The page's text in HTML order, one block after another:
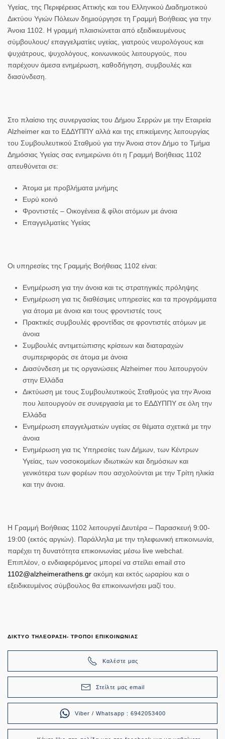
Υγείας , της Περιφέρειας Αττικής και του Ελληνικού Διαδημοτικού
Δικτύου Υγιών Πόλεων δημιούργησε τη Γραμμή Βοήθειας για την
Άνοια 1102 . Η γραμμή πλαισιώνεται από εξειδικευμένους
σύμβουλους/ επαγγελματίες υγείας, γιατρούς νευρολόγους και
ψυχιάτρους, ψυχολόγους, κοινωνικούς λειτουργούς, που
παρέχουν άμεσα ενημέρωση, καθοδήγηση, συμβουλές και
διασύνδεση.
Στο πλαίσιο της συνεργασίας του Δήμου Σερρών με την Εταιρεία
Alzheimer και το ΕΔΔΥΠΠΥ αλλά και της επικείμενης λειτουργίας
του Συμβουλευτικού Σταθμού για την Άνοια στον Δήμο το Τμήμα
Δημόσιας Υγείας σας ενημερώνει ότι η Γραμμή Βοήθειας 1102
απευθύνεται σε:
Άτομα με προβλήματα μνήμης
Ευρύ κοινό
Φροντιστές – Οικογένεια & φίλοι ατόμων με άνοια
Επαγγελματίες Υγείας
Οι υπηρεσίες της Γραμμής Βοήθειας 1102 είναι:
Ενημέρωση για την άνοια και τις στρατηγικές πρόληψης
Ενημέρωση για τις διαθέσιμες υπηρεσίες και τα προγράμματα
για άτομα με άνοια και τους φροντιστές τους
Πρακτικές συμβουλές φροντίδας σε φροντιστές ατόμων με
άνοια
Συμβουλές αντιμετώπισης κρίσεων και διαταραχών
συμπεριφοράς σε άτομα με άνοια
Διασύνδεση με τις οργανώσεις Alzheimer που λειτουργούν
στην Ελλάδα
Δικτύωση με τους Συμβουλευτικούς Σταθμούς για την Άνοια
που λειτουργούν σε συνεργασία με το ΕΔΔΥΠΠΥ σε όλη την
Ελλάδα
Ενημέρωση επαγγελματιών υγείας σε θέματα σχετικά με την
άνοια
Ενημέρωση για τις Υπηρεσίες των Δήμων, των Κέντρων
Υγείας, των νοσοκομείων ιδιωτικών και δημόσιων και
γενικότερα των φορέων που ασχολούνται με την Τρίτη ηλικία
και την άνοια.
Η Γραμμή Βοήθειας 1102 λειτουργεί Δευτέρα – Παρασκευή 9:00-
19:00 (εκτός αργιών). Παράλληλα με την τηλεφωνική επικοινωνία,
παρέχει τη δυνατότητα επικοινωνίας μέσω live webchat.
Επιπλέον, ο ενδιαφερόμενος μπορεί να στείλει email στο
1102@alzheimerathens. gr ακόμη και εκτός ωραρίου και ο
εξειδικευμένος σύμβουλος θα επικοινωνήσει μαζί του.
ΔΙΚΤΥΟ ΤΗΛΕΟΡΑΣΗ- ΤΡΟΠΟΙ ΕΠΙΚΟΙΝΩΝΙΑΣ
Καλέστε μας
Στείλτε μας email
Viber / Whatsapp : 6942053400